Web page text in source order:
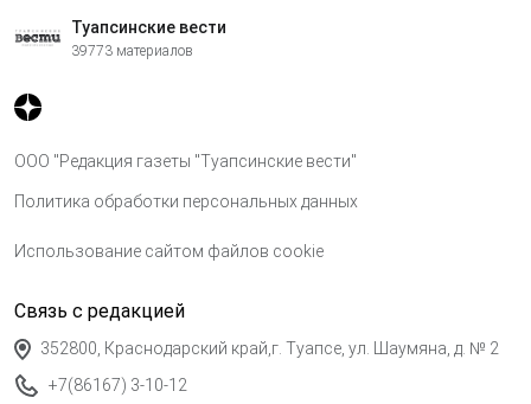
Туапсинские вести
39773 материалов
ООО "Редакция газеты "Туапсинские вести"
Политика обработки персональных данных
Использование сайтом файлов cookie
Связь с редакцией
352800, Краснодарский край,г. Туапсе, ул. Шаумяна, д. № 2
+7(86167) 3-10-12